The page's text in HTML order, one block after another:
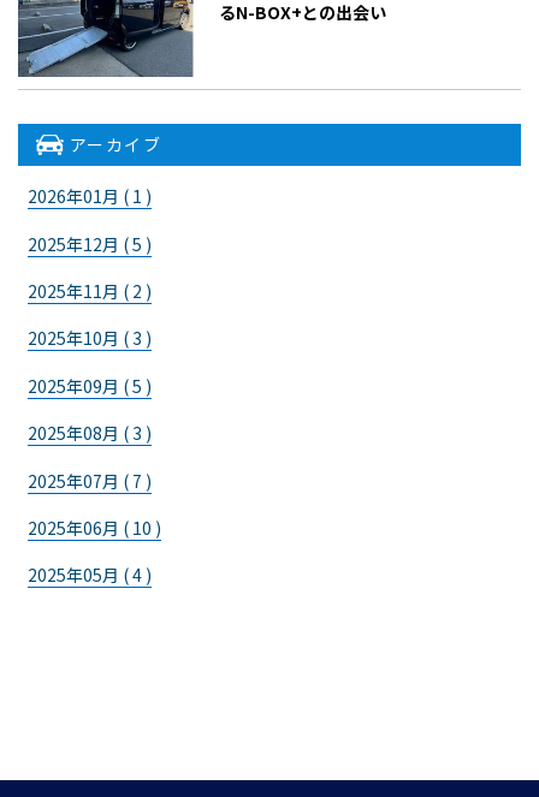
るN-BOX+との出会い
アーカイブ
2026年01月 ( 1 )
2025年12月 ( 5 )
2025年11月 ( 2 )
2025年10月 ( 3 )
2025年09月 ( 5 )
2025年08月 ( 3 )
2025年07月 ( 7 )
2025年06月 ( 10 )
2025年05月 ( 4 )